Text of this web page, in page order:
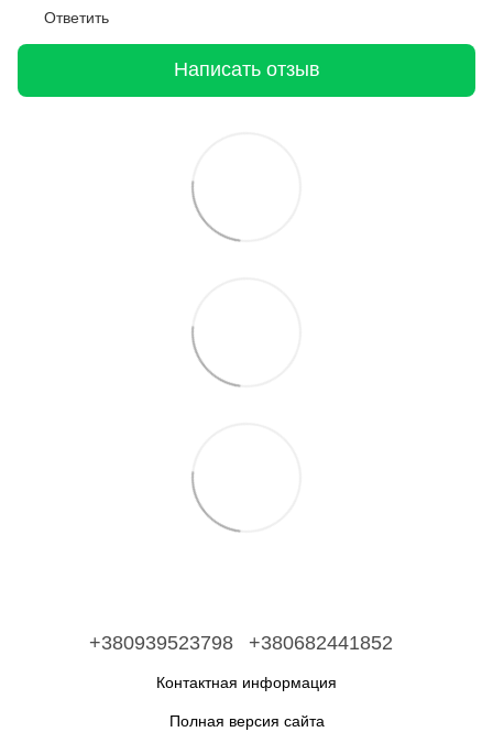
Ответить
Написать отзыв
+380939523798 +380682441852
Контактная информация
Полная версия сайта